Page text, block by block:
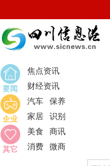
要闻
焦点资讯
财经资讯
企业
汽车
保养
家居
识别
其它
美食
商讯
消费
微商